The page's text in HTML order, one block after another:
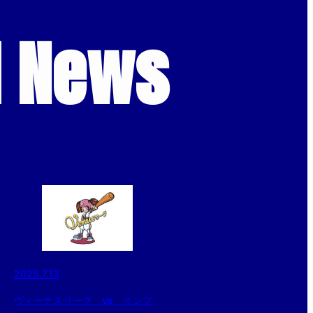
2025.7.13
ヴィーナスリーグ vs インフ